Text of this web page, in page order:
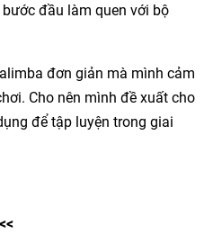
đầu làm quen với bộ
đơn giản mà mình cảm
Cho nên mình đề xuất cho
để tập luyện trong giai
<<